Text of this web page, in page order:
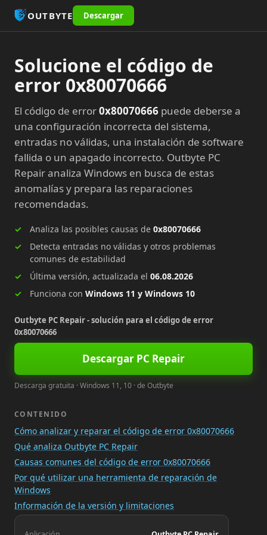
OUTBYTE Descargar
Solucione el código de
error 0x80070666
El código de error0x80070666 puede deberse a
una configuración incorrecta del sistema,
entradas no válidas, una instalación de software
fallida o un apagado incorrecto. Outbyte PC
Repair analiza Windows en busca de estas
anomalías y prepara las reparaciones
recomendadas.
Analiza las posibles causas de 0x80070666
Detecta entradas no válidas y otros problemas
comunes de estabilidad
Última versión, actualizada el 06.08.2026
Funciona con Windows 11 y Windows 10
Outbyte PC Repair - solución para el código de error
0x80070666
Descargar PC Repair
Descarga gratuita · Windows 11, 10 · de Outbyte
CONTENIDO
Cómo analizar y reparar el código de error 0x80070666
Qué analiza Outbyte PC Repair
Causas comunes del código de error 0x80070666
Por qué utilizar una herramienta de reparación de
Windows
Información de la versión y limitaciones